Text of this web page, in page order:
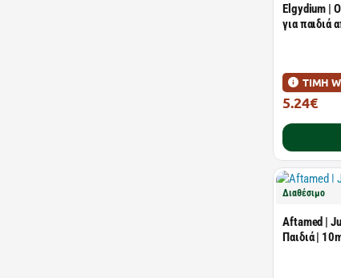
Elgydium |
για παιδιά
ΤΙΜΗ
5.24€
Διαθέσιμο
Aftamed |
Παιδιά |